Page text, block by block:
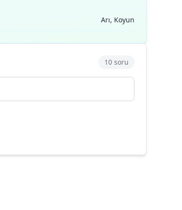
Arı, Koyun
10 soru